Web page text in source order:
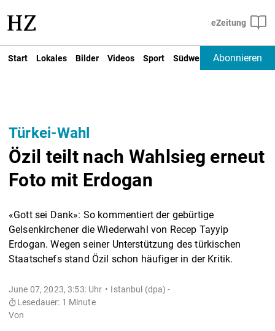
Start Lokales Bilder Videos Sport Südwest Deutschland
Abonnieren
Türkei-Wahl
Özil teilt nach Wahlsieg erneut
Foto mit Erdogan
«Gott sei Dank»: So kommentiert der gebürtige
Gelsenkirchener die Wiederwahl von Recep Tayyip
Erdogan. Wegen seiner Unterstützung des türkischen
Staatschefs stand Özil schon häufiger in der Kritik.
June 07, 2023, 3:53: Uhr
Istanbul (dpa) -
Lesedauer: 1 Minute
Von